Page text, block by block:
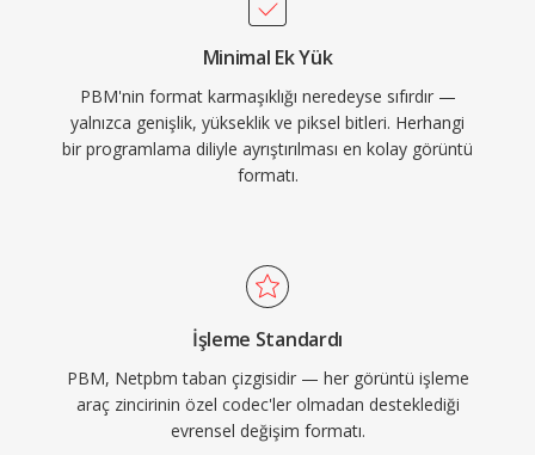
Minimal Ek Yük
PBM'nin format karmaşıklığı neredeyse sıfırdır —
yalnızca genişlik, yükseklik ve piksel bitleri. Herhangi
bir programlama diliyle ayrıştırılması en kolay görüntü
formatı.
İşleme Standardı
PBM, Netpbm taban çizgisidir — her görüntü işleme
araç zincirinin özel codec'ler olmadan desteklediği
evrensel değişim formatı.